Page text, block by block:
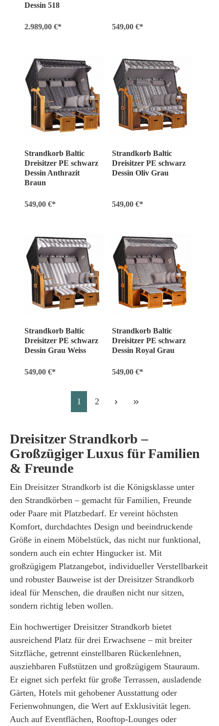
Dreisitzer Strandkorb –
Großzügiger Luxus für Familien
& Freunde
Ein Dreisitzer Strandkorb ist die Königsklasse unter
den Strandkörben – gemacht für Familien, Freunde
oder Paare mit Platzbedarf. Er vereint höchsten
Komfort, durchdachtes Design und beeindruckende
Größe in einem Möbelstück, das nicht nur funktional,
sondern auch ein echter Hingucker ist. Mit
großzügigem Platzangebot, individueller Verstellbarkeit
und robuster Bauweise ist der Dreisitzer Strandkorb
ideal für Menschen, die draußen nicht nur sitzen,
sondern richtig leben wollen.
Ein hochwertiger Dreisitzer Strandkorb bietet
ausreichend Platz für drei Erwachsene – mit breiter
Sitzfläche, getrennt einstellbaren Rückenlehnen,
ausziehbaren Fußstützen und großzügigem Stauraum.
Er eignet sich perfekt für große Terrassen, ausladende
Gärten, Hotels mit gehobener Ausstattung oder
Ferienwohnungen, die Wert auf Exklusivität legen.
Auch auf Eventflächen, Rooftop-Lounges oder
Dessin 518
2.989,00 €* 549,00 €*
Strandkorb Baltic
Dreisitzer PE schwarz
Dessin Anthrazit
Braun
549,00 €*
Strandkorb Baltic
Dreisitzer PE schwarz
Dessin Oliv Grau
549,00 €*
Strandkorb Baltic
Dreisitzer PE schwarz
Dessin Grau Weiss
549,00 €*
Strandkorb Baltic
Dreisitzer PE schwarz
Dessin Royal Grau
549,00 €*
1 2